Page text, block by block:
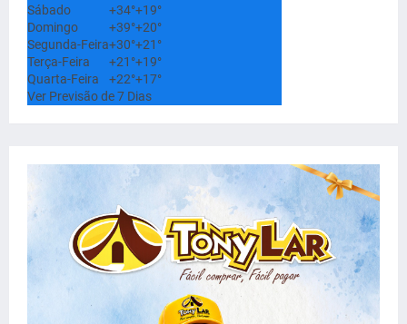
Sábado
+34°+19°
Domingo
+39°+20°
Segunda-Feira+30°+21°
Terça-Feira
+21°+19°
Quarta-Feira
+22°+17°
Ver Previsão de 7 Dias